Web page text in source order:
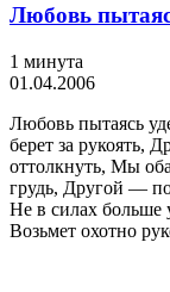
Любовь
1 минута
01.04.2006
Любовь пытаясь
берет за рукоять,
оттолкнуть, Мы
грудь, Другой —
Не в силах больше
Возьмет охотно